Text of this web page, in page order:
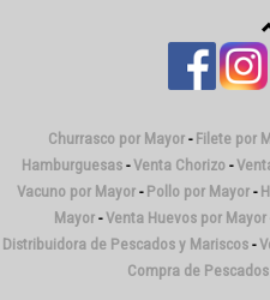
Churrasco por Mayor- Filete por
Hamburguesas -Venta Chorizo -
Vacuno por Mayor - Pollo por Mayor -
Mayor-Venta Huevos por Mayor
Distribuidora de Pescados y Mariscos-
Compra de